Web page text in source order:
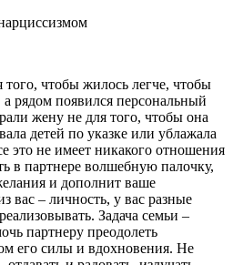
чтобы жилось легче, чтобы
рядом появился персональный
жену не для того, чтобы она
детей по указке или ублажала
это не имеет никакого отношения
в партнере волшебную палочку,
и дополнит ваше
вас – личность, у вас разные
Задача семьи –
партнеру преодолеть
его силы и вдохновения. Не